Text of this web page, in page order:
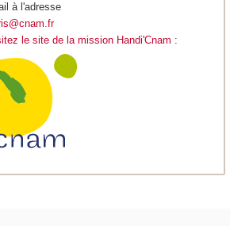
à l'adresse
le site de la mission Handi'Cnam :